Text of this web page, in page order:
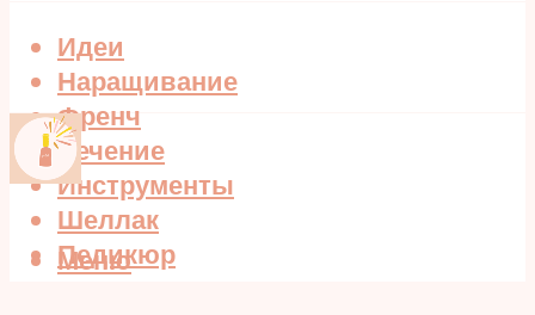
Идеи
Наращивание
Френч
Лечение
Инструменты
Шеллак
Педикюр
Меню